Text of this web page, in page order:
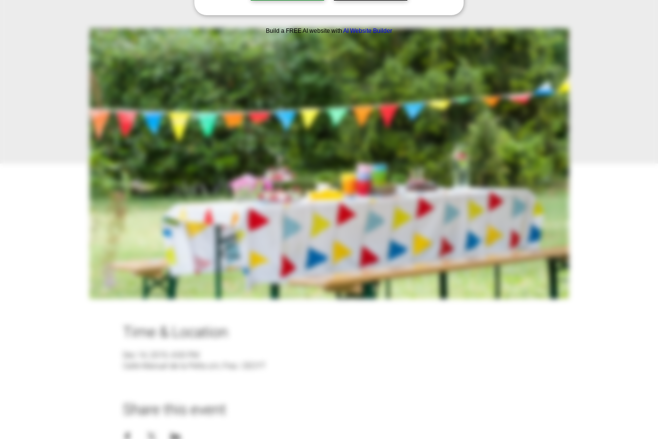
Build a FREE AI website withAI Website Builder
Time & Location
Dec 14, 2019, 4:00 PM
Calle Manuel de la Peña s/n, Frac. CECYT
Share this event